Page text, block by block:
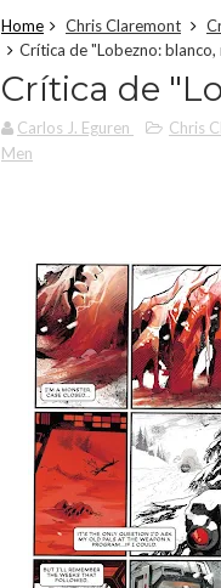
Home Chris Claremont
Crítica de "Lobezno: blanco,
Crítica de
Carlos J. Eguren Chris
Men